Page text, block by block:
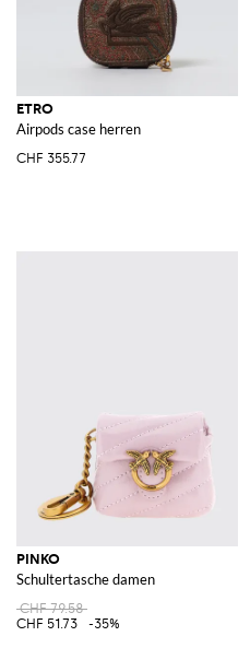
ETRO
Airpods case herren
CHF 355.77
PINKO
Schultertasche damen
CHF 79.58
CHF 51.73
-35%